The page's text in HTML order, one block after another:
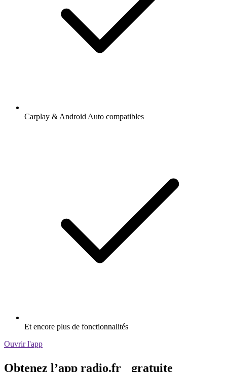
Carplay & Android Auto compatibles
Et encore plus de fonctionnalités
Ouvrir l'app
Obtenez l’app radio.fr gratuite